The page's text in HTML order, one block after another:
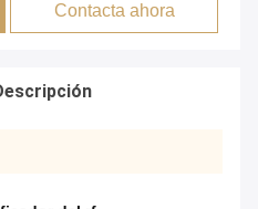
Contacta ahora